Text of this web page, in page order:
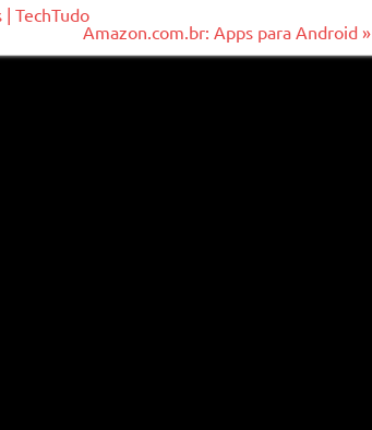
TechTudo
Amazon.com.br: Apps para Android »